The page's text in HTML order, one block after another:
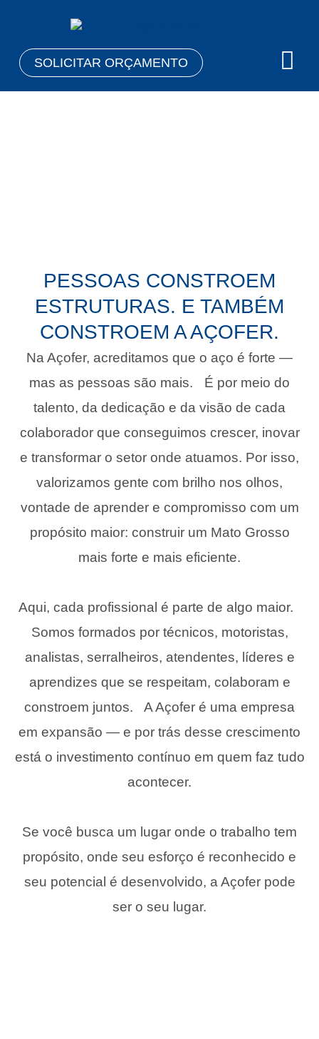
SOLICITAR ORÇAMENTO
PESSOAS CONSTROEM
ESTRUTURAS. E TAMBÉM
CONSTROEM A AÇOFER.
Na Açofer, acreditamos que o aço é forte —
mas as pessoas são mais. É por meio do
talento, da dedicação e da visão de cada
colaborador que conseguimos crescer, inovar
e transformar o setor onde atuamos. Por isso,
valorizamos gente com brilho nos olhos,
vontade de aprender e compromisso com um
propósito maior: construir um Mato Grosso
mais forte e mais eficiente.
Aqui, cada profissional é parte de algo maior.
Somos formados por técnicos, motoristas,
analistas, serralheiros, atendentes, líderes e
aprendizes que se respeitam, colaboram e
constroem juntos. A Açofer é uma empresa
em expansão — e por trás desse crescimento
está o investimento contínuo em quem faz tudo
acontecer.
Se você busca um lugar onde o trabalho tem
propósito, onde seu esforço é reconhecido e
seu potencial é desenvolvido, a Açofer pode
ser o seu lugar.